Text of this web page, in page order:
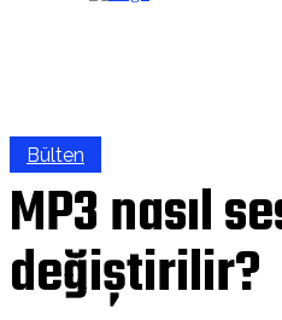
Bülten
MP3 nasıl
değiştirilir?